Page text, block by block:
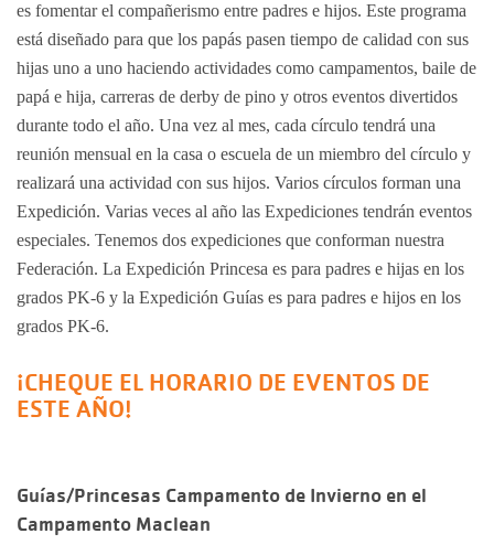
es fomentar el compañerismo entre padres e hijos. Este programa
está diseñado para que los papás pasen tiempo de calidad con sus
hijas uno a uno haciendo actividades como campamentos, baile de
papá e hija, carreras de derby de pino y otros eventos divertidos
durante todo el año. Una vez al mes, cada círculo tendrá una
reunión mensual en la casa o escuela de un miembro del círculo y
realizará una actividad con sus hijos. Varios círculos forman una
Expedición. Varias veces al año las Expediciones tendrán eventos
especiales. Tenemos dos expediciones que conforman nuestra
Federación. La Expedición Princesa es para padres e hijas en los
grados PK-6 y la Expedición Guías es para padres e hijos en los
grados PK-6.
¡CHEQUE EL HORARIO DE EVENTOS DE
ESTE AÑO!
Guías/Princesas Campamento de Invierno en el
Campamento Maclean